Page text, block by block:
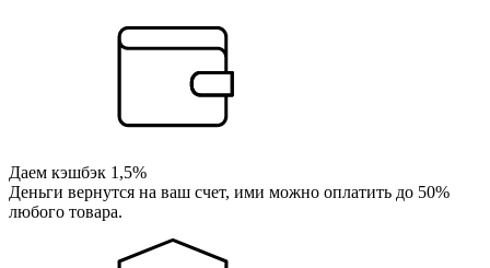
Даем кэшбэк 1,5%
Деньги вернутся на ваш счет, ими можно оплатить до 50%
любого товара.